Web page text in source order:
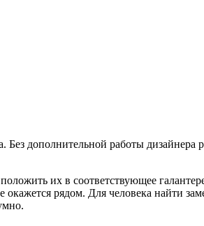
дополнительной работы дизайнера
их в соответствующее
рядом. Для человека найти